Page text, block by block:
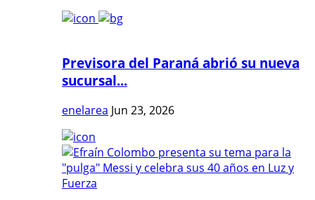
Previsora del Paraná abrió su nueva
sucursal...
enelarea Jun 23, 2026